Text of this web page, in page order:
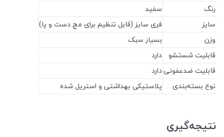
رنگ
سفید
سایز
فری سایز (قابل تنظیم برای مچ دست و پا)
وزن
بسیار سبک
قابلیت شستشو دارد
قابلیت ضدعفونیدارد
نوع بسته‌بندی
پلاستیکی بهداشتی و استریل شده
نتیجه‌گیری